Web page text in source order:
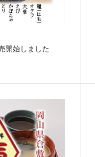
開始しました